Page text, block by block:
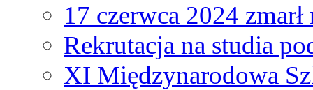
17 czerwca 2024
Rekrutacja na studia
XI Międzynarodowa